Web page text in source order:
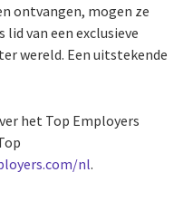
ontvangen, mogen ze
van een exclusieve
wereld. Een uitstekende
het Top Employers
nl.